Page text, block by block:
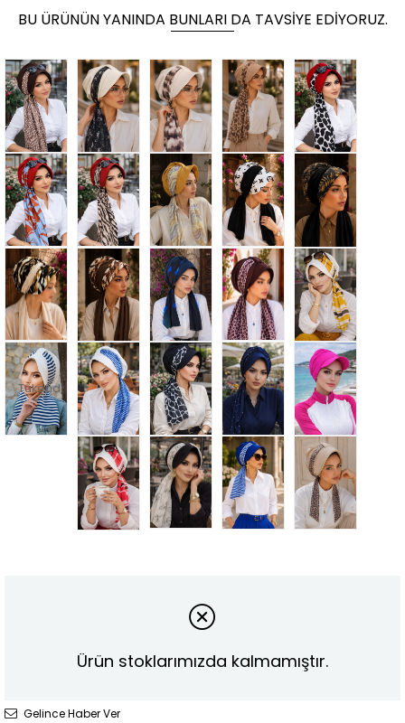
BU ÜRÜNÜN YANINDA BUNLARI DA TAVSIYE EDIYORUZ.
Tükendi
Ürün stoklarımızda kalmamıştır.
Gelince Haber Ver